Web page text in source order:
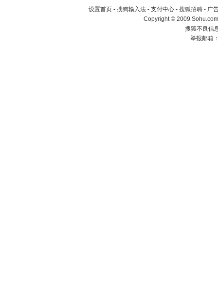
设置首页 - 搜狗输入法 - 支付中心 - 搜狐招聘 - 广
Copyright © 2009
搜狐不良信
举报邮箱